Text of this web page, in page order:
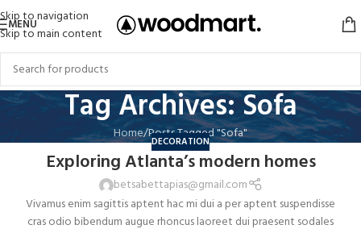
Skip to navigation
Skip to main content
MENU
Tag Archives: Sofa
Home Posts Tagged "Sofa"
DECORATION
Exploring Atlanta’s modern homes
betsabettapias@gmail.com
Vivamus enim sagittis aptent hac mi dui a per aptent suspendisse
cras odio bibendum augue rhoncus laoreet dui praesent sodales